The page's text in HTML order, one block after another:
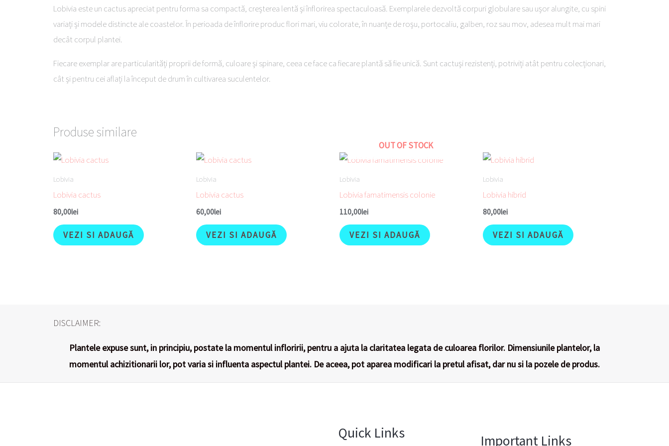
Lobivia este un cactus apreciat pentru forma sa compactă, creșterea lentă și înflorirea spectaculoasă. Exemplarele dezvoltă corpuri globulare sau ușor alungite, cu spini
variați și modele distincte ale coastelor. În perioada de înflorire produc flori mari, viu colorate, în nuanțe de roșu, portocaliu, galben, roz sau mov, adesea mult mai mari
decât corpul plantei.
Fiecare exemplar are particularități proprii de formă, culoare și spinare, ceea ce face ca fiecare plantă să fie unică. Sunt cactuși rezistenți, potriviți atât pentru colecționari,
cât și pentru cei aflați la început de drum în cultivarea suculentelor.
Produse similare
Lobivia
Lobivia cactus
80,00lei
VEZI SI ADAUGĂ
Lobivia
Lobivia cactus
60,00lei
VEZI SI ADAUGĂ
OUT OF STOCK
Lobivia
Lobivia famatimensis colonie
110,00lei
VEZI SI ADAUGĂ
Lobivia
Lobivia hibrid
80,00lei
VEZI SI ADAUGĂ
DISCLAIMER:
Plantele expuse sunt, in principiu, postate la momentul infloririi, pentru a ajuta la claritatea legata de culoarea florilor. Dimensiunile plantelor, la
momentul achizitionarii lor, pot varia si influenta aspectul plantei. De aceea, pot aparea modificari la pretul afisat, dar nu si la pozele de produs.
Quick Links Important Links